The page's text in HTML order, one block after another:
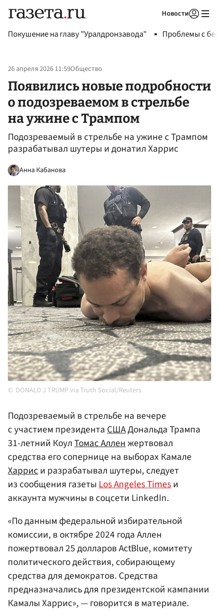
Новости
Покушение на главу "Уралдронзавода" Проблемы с
26 апреля 2026 11:59Общество
Появились новые подробности
о подозреваемом в стрельбе
на ужине с Трампом
Подозреваемый в стрельбе на ужине с Трампом
разрабатывал шутеры и донатил Харрис
Анна Кабанова
DONALD J TRUMP via Truth Social/Reuters
Подозреваемый в стрельбе на вечере
с участием президентаСШАДональда Трампа
31-летний КоулТомас Алленжертвовал
средства его сопернице на выборах Камале
Харриси разрабатывал шутеры, следует
из сообщения газетыLos Angeles Timesи
аккаунта мужчины в соцсети LinkedIn.
«По данным федеральной избирательной
комиссии, в октябре 2024 года Аллен
пожертвовал 25 долларов ActBlue, комитету
политического действия, собирающему
средства для демократов. Средства
предназначались для президентской кампании
Камалы Харрис», — говорится в материале.